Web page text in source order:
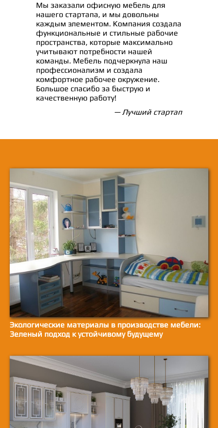
Мы заказали офисную мебель для
нашего стартапа, и мы довольны
каждым элементом. Компания создала
функциональные и стильные рабочие
пространства, которые максимально
учитывают потребности нашей
команды. Мебель подчеркнула наш
профессионализм и создала
комфортное рабочее окружение.
Большое спасибо за быструю и
качественную работу!
— Лучший стартап
Экологические материалы в производстве мебели:
Зеленый подход к устойчивому будущему